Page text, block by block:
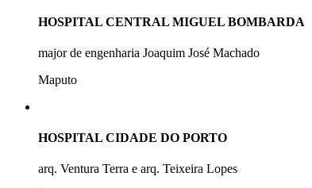
HOSPITAL CENTRAL MIGUEL BOMBARDA
major de engenharia Joaquim José Machado
Maputo
HOSPITAL CIDADE DO PORTO
arq. Ventura Terra e arq. Teixeira Lopes